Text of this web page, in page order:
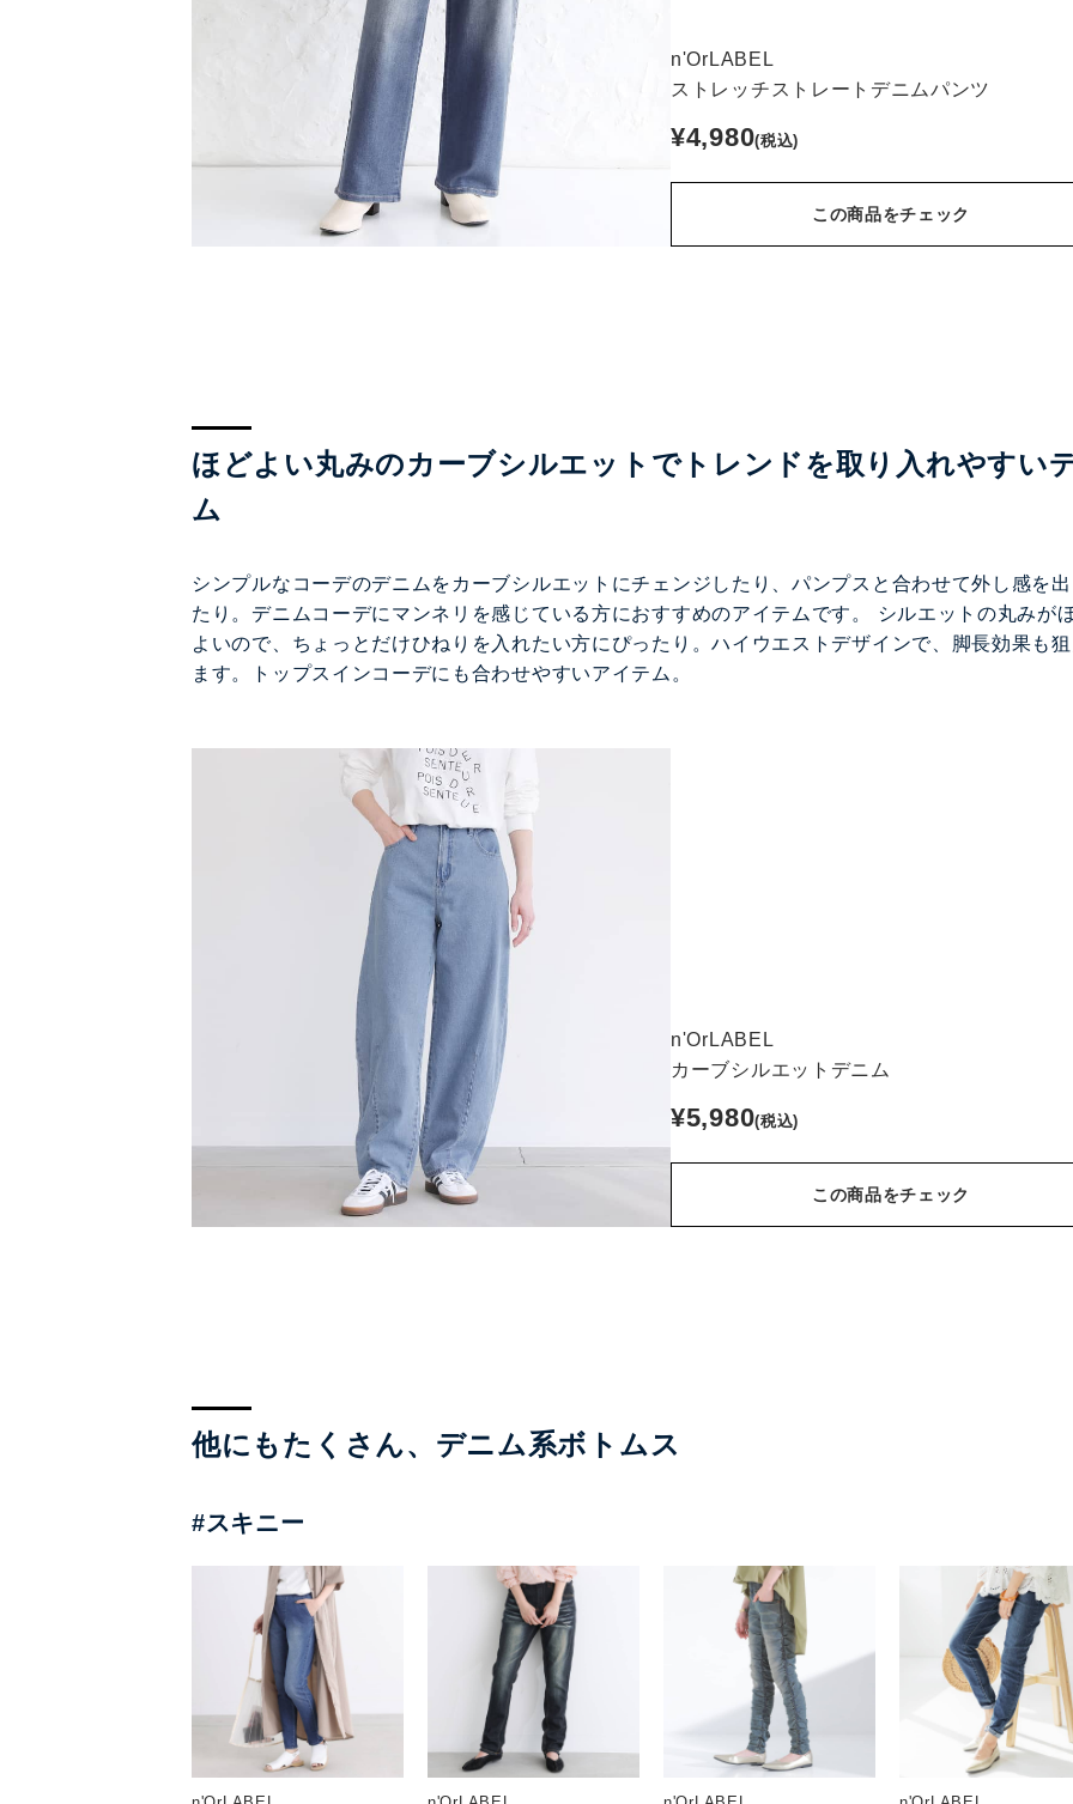
n'OrLABEL
ストレッチストレートデニムパンツ
¥4,980(税込)
この商品をチェック
ほどよい丸みのカーブシルエットでトレンドを取り入れやすい
ム
シンプルなコーデのデニムをカーブシルエットにチェンジしたり、パンプスと合わせて外し感を出
たり。デニムコーデにマンネリを感じている方におすすめのアイテムです。 シルエットの丸みが
よいので、ちょっとだけひねりを入れたい方にぴったり。ハイウエストデザインで、脚長効果も狙
ます。トップスインコーデにも合わせやすいアイテム。
n'OrLABEL
カーブシルエットデニム
¥5,980(税込)
この商品をチェック
他にもたくさん、デニム系ボトムス
#スキニー